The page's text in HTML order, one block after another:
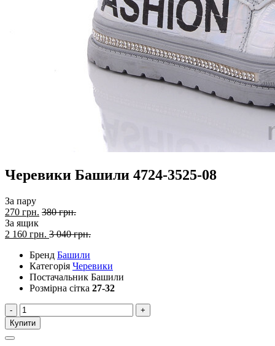
Черевики Башили 4724-3525-08
За пару
270 грн. 380 грн.
За ящик
2 160 грн. 3 040 грн.
Бренд Башили
Категорія Черевики
Постачальник Башили
Розмірна сітка 27-32
-
+
Купити